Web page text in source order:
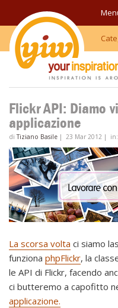
Flickr API: Diamo
applicazione
diTiziano Basile | 23 Mar 2012 | in:
La scorsa volta ci siamo
funziona phpFlickr, la
le API di Flickr, facendo
ci butteremo a capofitto
applicazione.